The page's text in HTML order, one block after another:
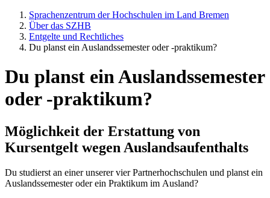
Sprachenzentrum der Hochschulen im Land Bremen
Über das SZHB
Entgelte und Rechtliches
Du planst ein Auslandssemester oder -praktikum?
Du planst ein Auslandssemester
oder -praktikum?
Möglichkeit der Erstattung von
Kursentgelt wegen Auslandsaufenthalts
Du studierst an einer unserer vier Partnerhochschulen und planst ein
Auslandssemester oder ein Praktikum im Ausland?